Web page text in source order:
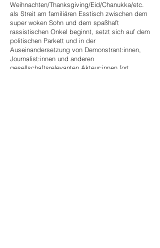
Weihnachten/Thanksgiving/Eid/Chanukka/etc.
als Streit am familiären Esstisch zwischen dem
super woken Sohn und dem spaßhaft
rassistischen Onkel beginnt, setzt sich auf dem
politischen Parkett und in der
Auseinandersetzung von Demonstrant:innen,
Journalist:innen und anderen
gesellschaftsrelevanten Akteur:innen fort.